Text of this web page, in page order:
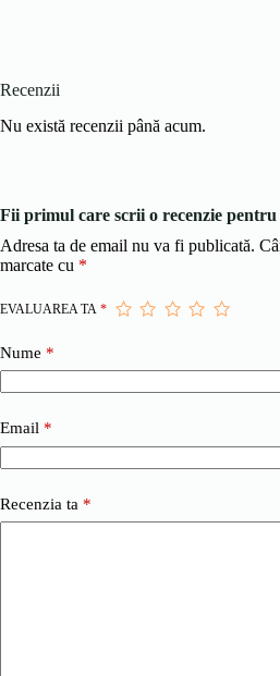
Recenzii
Nu există recenzii până acum.
Fii primul care scrii o recenzie
Adresa ta de email nu va fi publicată.
marcate cu *
EVALUAREA TA *
Nume *
Email *
Recenzia ta *